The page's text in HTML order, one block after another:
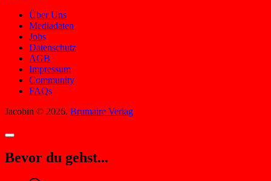
Über Uns
Mediadaten
Jobs
Datenschutz
AGB
Impressum
Community
FAQs
Jacobin © 2026. Brumaire Verlag
Bevor du gehst...